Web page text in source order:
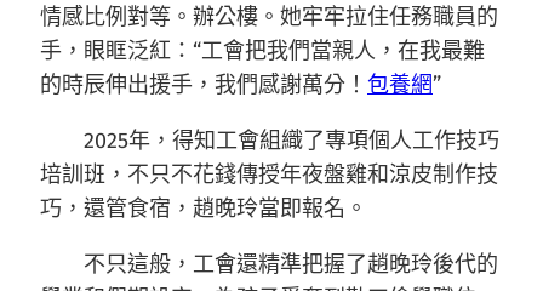
情感比例對等。辦公樓。她牢牢拉住任務職員的
手，眼眶泛紅：“工會把我們當親人，在我最難
的時辰伸出援手，我們感謝萬分！ 包養網”
2025年，得知工會組織了專項個人工作技巧
培訓班，不只不花錢傳授年夜盤雞和涼皮制作技
巧，還管食宿，趙晚玲當即報名。
不只這般，工會還精準把握了趙晚玲後代的